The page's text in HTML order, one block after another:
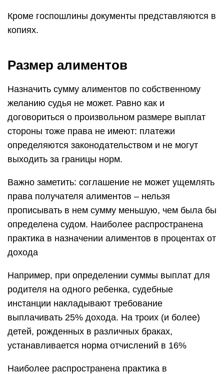
Кроме госпошлины документы представляются в
копиях.
Размер алиментов
Назначить сумму алиментов по собственному
желанию судья не может. Равно как и
договориться о произвольном размере выплат
стороны тоже права не имеют: платежи
определяются законодательством и не могут
выходить за границы норм.
Важно заметить: соглашение не может ущемлять
права получателя алиментов – нельзя
прописывать в нем сумму меньшую, чем была бы
определена судом. Наиболее распространена
практика в назначении алиментов в процентах от
дохода
Например, при определении суммы выплат для
родителя на одного ребенка, судебные
инстанции накладывают требование
выплачивать 25% дохода. На троих (и более)
детей, рожденных в различных браках,
устанавливается норма отчислений в 16%
Наиболее распространена практика в